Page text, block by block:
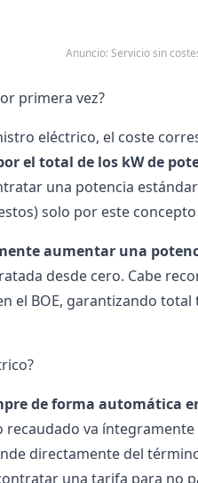
Anuncio: Servicio sin
primera vez?
eléctrico, el coste
el total de los kW de
una potencia
solo por este
aumentar una
desde cero. Cabe
el BOE, garantizando
de forma automática
va
directamente del
una tarifa para no